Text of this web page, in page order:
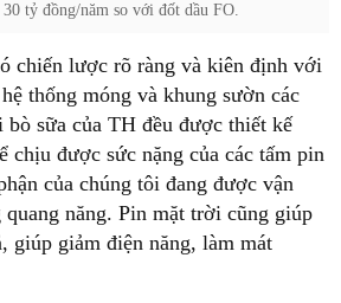
tỷ đồng/năm so với đốt dầu FO.
chiến lược rõ ràng và kiên định với
thống móng và khung sườn các
bò sữa của TH đều được thiết kế
chịu được sức nặng của các tấm pin
của chúng tôi đang được vận
quang năng. Pin mặt trời cũng giúp
giúp giảm điện năng, làm mát